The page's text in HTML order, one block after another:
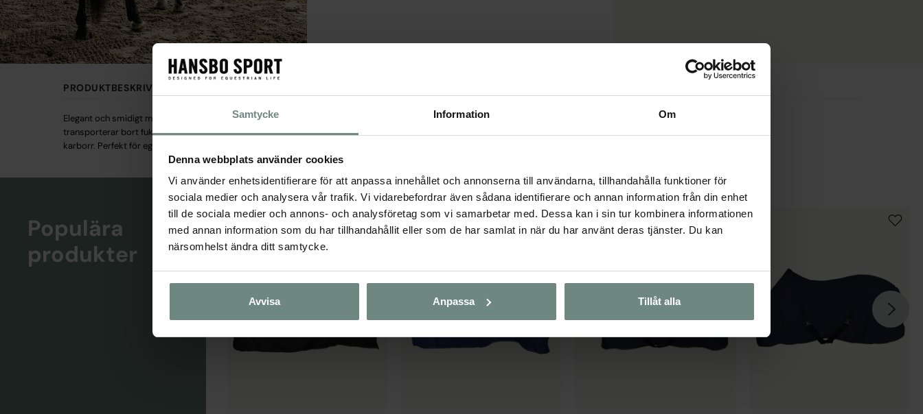
Samtycke Information Om
Denna webbplats använder cookies
Vi använder enhetsidentifierare för att anpassa innehållet och annonserna till användarna, tillhandahålla funktioner för
sociala medier och analysera vår trafik. Vi vidarebefordrar även sådana identifierare och annan information från din enhet
till de sociala medier och annons- och analysföretag som vi samarbetar med. Dessa kan i sin tur kombinera informationen
med annan information som du har tillhandahållit eller som de har samlat in när du har använt deras tjänster. Du kan
närsomhelst ändra ditt samtycke.
Avvisa Anpassa Tillåt alla
PRODUKTBESKRIVNING
Elegant och smidigt marinblått fleecetäcke dekorerat med stilfull brun passpoal. Slät utsida, mjukt flossad fleece på insidan som
transporterar bort fukten ifrån hästen och lägger det på utsidan av täcket. Funktionella kryssgjordar samt svansrem. Frontspänne med
karborr. Perfekt för egen brodyr.
Populära
produkter